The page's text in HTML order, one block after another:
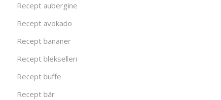
Recept aubergine
Recept avokado
Recept bananer
Recept blekselleri
Recept buffe
Recept bär